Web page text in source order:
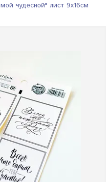
чудесной" лист 9х16см